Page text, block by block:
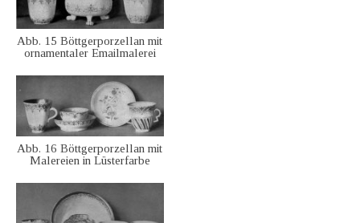
Abb. 15 Böttgerporzellan mit
ornamentaler Emailmalerei
Abb. 16 Böttgerporzellan mit
Malereien in Lüsterfarbe